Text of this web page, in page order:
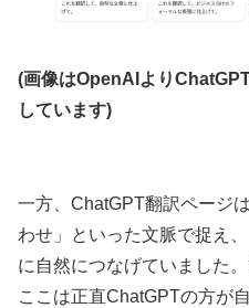
(画像はOpenAIより
しています)
一方、ChatGPT翻訳ページ
わせ」といった文脈で捉え
に自然につなげていました
ここは正直ChatGPTの方が